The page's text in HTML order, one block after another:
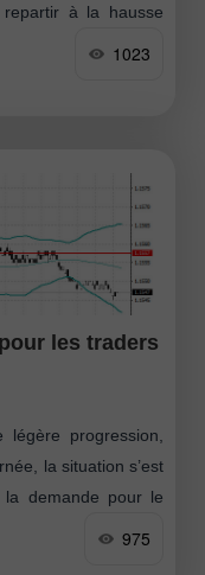
à la hausse
1023
les traders
progression,
la situation s’est
demande pour le
975